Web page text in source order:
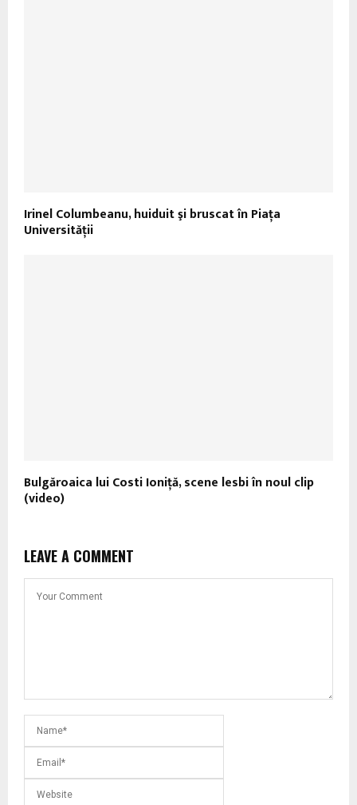
Irinel Columbeanu, huiduit şi bruscat în Piaţa
Universităţii
Bulgăroaica lui Costi Ioniţă, scene lesbi în noul clip
(video)
LEAVE A COMMENT